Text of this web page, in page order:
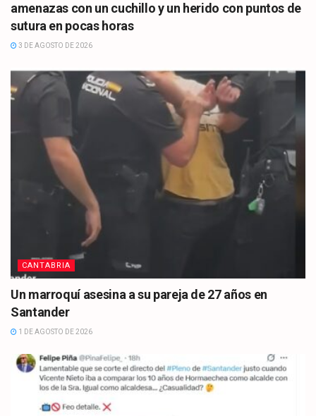
amenazas con un cuchillo y un herido con puntos de
sutura en pocas horas
3 DE AGOSTO DE 2026
CANTABRIA
Un marroquí asesina a su pareja de 27 años en
Santander
1 DE AGOSTO DE 2026